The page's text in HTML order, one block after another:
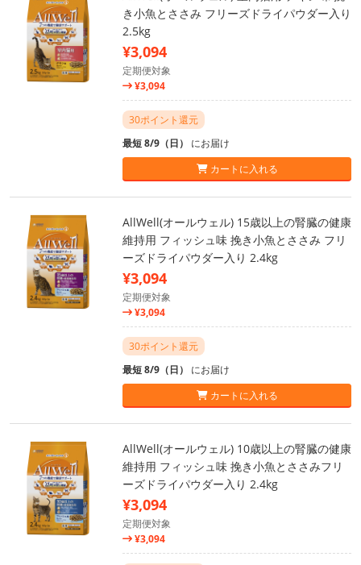
き小魚とささみ フリーズドライパウダー入り
2.5kg
¥3,094
定期便対象
¥3,094
30ポイント還元
最短 8/9（日） にお届け
カートに入れる
AllWell(オールウェル) 15歳以上の腎臓の健康
維持用 フィッシュ味 挽き小魚とささみ フリ
ーズドライパウダー入り 2.4kg
¥3,094
定期便対象
¥3,094
30ポイント還元
最短 8/9（日） にお届け
カートに入れる
AllWell(オールウェル) 10歳以上の腎臓の健康
維持用 フィッシュ味 挽き小魚とささみフリ
ーズドライパウダー入り 2.4kg
¥3,094
定期便対象
¥3,094